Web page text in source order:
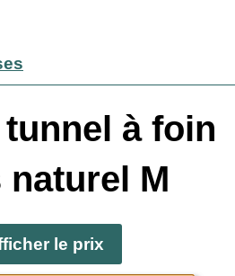
à foin
naturel M
le prix